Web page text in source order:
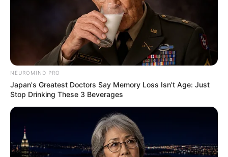
NEUROMIND PRO
Japan's Greatest Doctors Say Memory Loss Isn't Age: Just
Stop Drinking These 3 Beverages